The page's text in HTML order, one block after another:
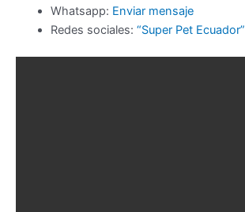
Whatsapp: Enviar mensaje
Redes sociales: “Super Pet Ecuador”